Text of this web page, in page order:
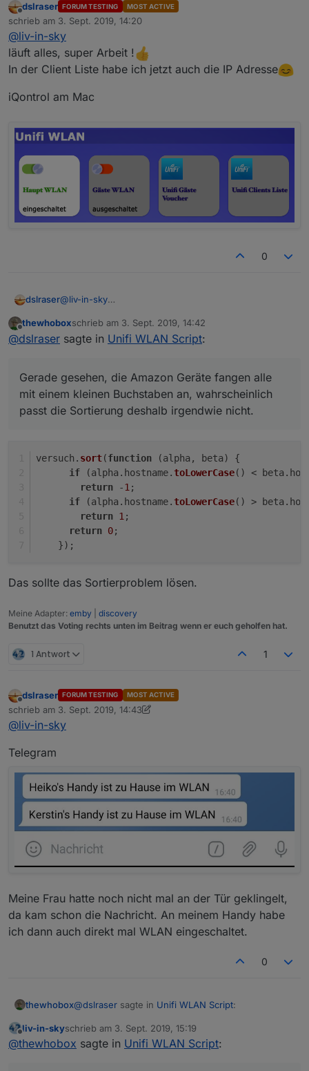
gehe jetzt kurz rasenmähen - muss mal vom rechner
weg :-)
Offline
dslraser FORUM TESTING MOST ACTIVE
schrieb am 3. Sept. 2019, 14:20
zuletzt editiert von
@liv-in-sky
läuft alles, super Arbeit !
In der Client Liste habe ich jetzt auch die IP Adresse
iQontrol am Mac
0
dslraser@liv-in-sky
Ich habe eine alphabetische Reihenfolge, bis auf alle
Amazon ECHO Geräte habe sich
Offline
thewhoboxschrieb am 3. Sept. 2019, 14:42
zuletzt editiert von
@dslraser sagte in Unifi WLAN Script:
Gerade gesehen, die Amazon Geräte fangen alle
mit einem kleinen Buchstaben an, wahrscheinlich
passt die Sortierung deshalb irgendwie nicht.
versuch. sort(function (alpha, beta) {
if (alpha. hostname.toLowerCase() < beta.
return -1 ;
if (alpha. hostname.toLowerCase() > beta.
return 1 ;
return 0;
    });
Das sollte das Sortierproblem lösen.
Meine Adapter: emby
discovery
Benutzt das Voting rechts unten im Beitrag wenn er euch geholfen hat.
1 Antwort 1
Offline
dslraser FORUM TESTING MOST ACTIVE
schrieb am 3. Sept. 2019, 14:43
zuletzt editiert von dslraser9. März 2019, 16:44
@liv-in-sky
Telegram
Meine Frau hatte noch nicht mal an der Tür geklingelt,
da kam schon die Nachricht. An meinem Handy habe
ich dann auch direkt mal WLAN eingeschaltet.
0
thewhobox@dslraser sagte in Unifi WLAN Script:
Gerade gesehen, die Amazon Geräte fangen
Offline
liv-in-skyschrieb am 3. Sept. 2019, 15:19
zuletzt editiert von
@thewhobox sagte in Unifi WLAN Script: